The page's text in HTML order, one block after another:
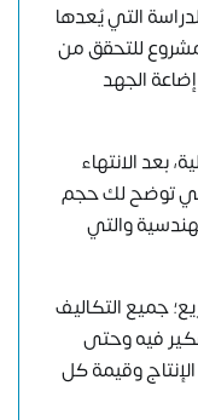
التي يُعدها
للتحقق من
الجهد
بعد الانتهاء
توضح لك حجم
والتي
جميع التكاليف
فيه وحتى
وقيمة كل